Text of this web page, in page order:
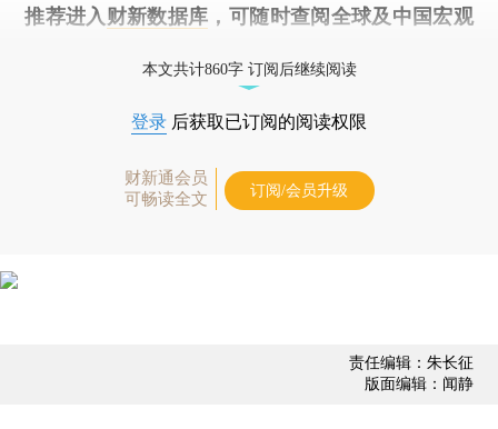
推荐进入 财新数据库 ，可随时查阅全球及中国宏观
本文共计860字 订阅后继续阅读
登录 后获取已订阅的阅读权限
财新通会员
可畅读全文
订阅/会员升级
责任编辑：朱长征
版面编辑：闻静